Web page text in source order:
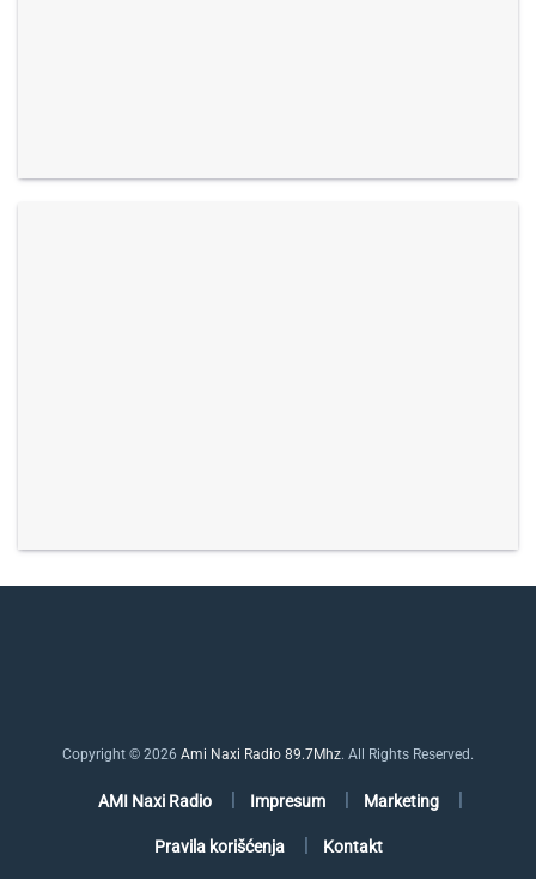
Copyright © 2026 Ami Naxi Radio 89.7Mhz. All Rights Reserved.
AMI Naxi Radio Impresum Marketing
Pravila korišćenja Kontakt